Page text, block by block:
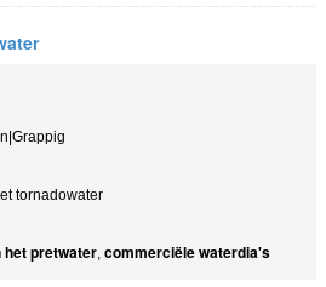
tornadowater
het pretwater, commerciële waterdia's